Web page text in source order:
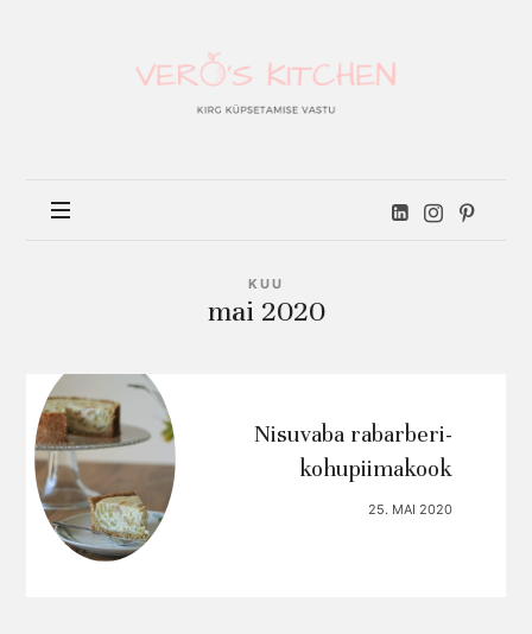
KUU
mai 2020
Nisuvaba rabarberi-
kohupiimakook
25. MAI 2020